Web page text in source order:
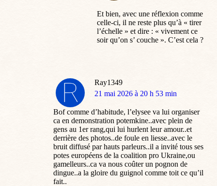
Et bien, avec une réflexion comme
celle-ci, il ne reste plus qu’à « tirer
l’échelle » et dire : « vivement ce
soir qu’on s’ couche ». C’est cela ?
Ray1349
dit
21 mai 2026 à 20 h 53 min
Bof comme d’habitude, l’elysee va lui organiser
ca en demonstration potemkine..avec plein de
gens au 1er rang,qui lui hurlent leur amour..et
derrière des photos..de foule en liesse..avec le
bruit diffusé par hauts parleurs..il a invité tous ses
potes européens de la coalition pro Ukraine,ou
gamelleurs..ca va nous coûter un pognon de
dingue..a la gloire du guignol comme toit ce qu’il
fait..